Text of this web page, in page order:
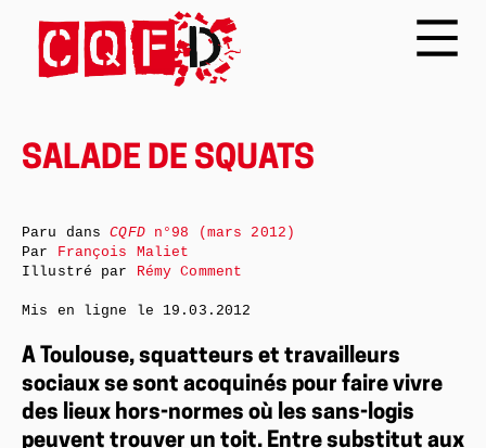
SALADE DE SQUATS
A Toulouse, squatteurs et travailleurs
sociaux se sont acoquinés pour faire vivre
des lieux hors-normes où les sans-logis
peuvent trouver un toit. Entre substitut aux
Paru dansCQFDn°98 (mars 2012)
Par François Maliet
Illustré par Rémy Comment
Mis en ligne le 19.03.2012